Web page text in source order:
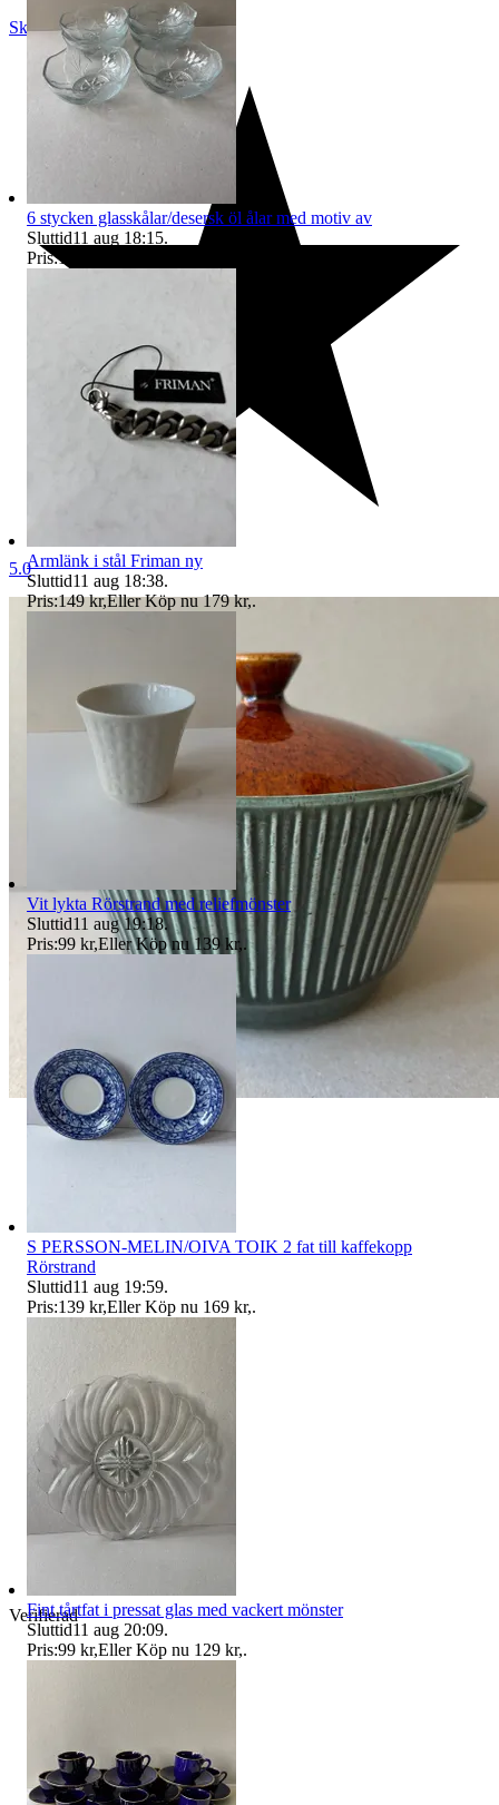
Skara,Sverige
5.0
Verifierad
6 stycken glasskålar/desersk öl ålar med motiv av
Sluttid11 aug 18:15.
Pris:139 kr
Armlänk i stål Friman ny
Sluttid11 aug 18:38.
Pris:149 kr,Eller Köp nu 179 kr,.
Vit lykta Rörstrand med reliefmönster
Sluttid11 aug 19:18.
Pris:99 kr,Eller Köp nu 139 kr,.
S PERSSON-MELIN/OIVA TOIK 2 fat till kaffekopp
Rörstrand
Sluttid11 aug 19:59.
Pris:139 kr,Eller Köp nu 169 kr,.
Fint tårtfat i pressat glas med vackert mönster
Sluttid11 aug 20:09.
Pris:99 kr,Eller Köp nu 129 kr,.